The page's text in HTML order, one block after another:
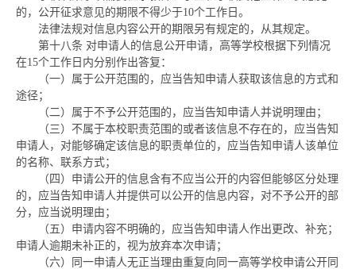
的，公开征求意见的期限不得少于10个工作日。
法律法规对信息内容公开的期限另有规定的，从其规定。
第十八条 对申请人的信息公开申请，高等学校根据下列情况
在15个工作日内分别作出答复：
（一）属于公开范围的，应当告知申请人获取该信息的方式和
途径；
（二）属于不予公开范围的，应当告知申请人并说明理由；
（三）不属于本校职责范围的或者该信息不存在的，应当告知
申请人，对能够确定该信息的职责单位的，应当告知申请人该单位
的名称、联系方式；
（四）申请公开的信息含有不应当公开的内容但能够区分处理
的，应当告知申请人并提供可以公开的信息内容，对不予公开的部
分，应当说明理由；
（五）申请内容不明确的，应当告知申请人作出更改、补充；
申请人逾期未补正的，视为放弃本次申请；
（六）同一申请人无正当理由重复向同一高等学校申请公开同